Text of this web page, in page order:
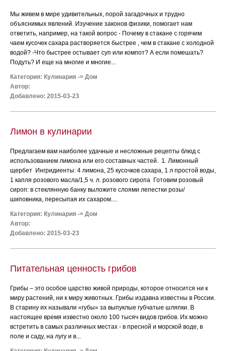
Мы живем в мире удивительных, порой загадочных и трудно
объяснимых явлений. Изучение законов физики, помогает нам
ответить, например, на такой вопрос - Почему в стакане с горячим
чаем кусочек сахара растворяется быстрее , чем в стакане с холодной
водой? -Что быстрее остывает суп или компот? А если помешать?
Подуть? И еще на многие и многие...
Категория: Кулинария -> Дом
Автор:
Добавлено: 2015-03-23
Лимон в кулинарии
Предлагаем вам наиболее удачные и несложные рецепты блюд с
использованием лимона или его составных частей. 1. Лимонный
щербет Ингридиенты: 4 лимона, 25 кусочков сахара, 1 л простой воды,
1 капля розового масла/1,5 ч. л. розового сиропа Готовим розовый
сироп: в стеклянную банку выложите слоями лепестки розы/
шиповника, пересыпая их сахаром....
Категория: Кулинария -> Дом
Автор:
Добавлено: 2015-03-23
Питательная ценность грибов
Грибы – это особое царство живой природы, которое относится ни к
миру растений, ни к миру животных. Грибы издавна известны в России.
В старину их называли «губы» за выпуклые губчатые шляпки. В
настоящее время известно около 100 тысяч видов грибов. Их можно
встретить в самых различных местах - в пресной и морской воде, в
поле и саду, на лугу и в...